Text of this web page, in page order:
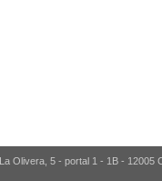
Olivera, 5 - portal 1 - 1B - 12005